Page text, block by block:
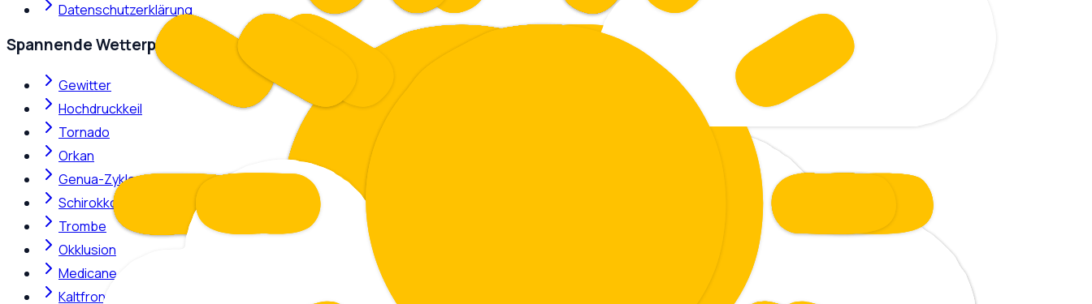
Datenschutzerklärung
Spannende Wetterphänomene
Gewitter
Hochdruckkeil
Tornado
Orkan
Genua-Zyklone
Schirokko
Trombe
Okklusion
Medicane
Kaltfront